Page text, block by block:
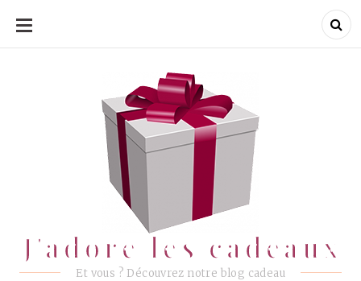
ALLER
CONTENU
J'adore les cadeaux
Et vous ? Découvrez notre blog cadeau
J'adore les cadeaux